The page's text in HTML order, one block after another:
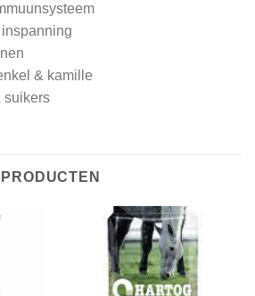
& kamille
suikers